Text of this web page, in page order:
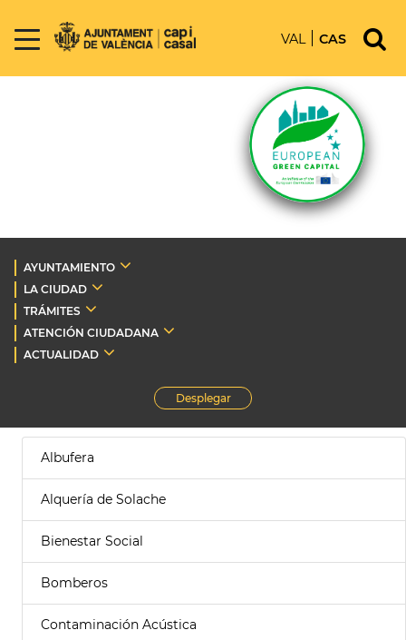
VAL CAS
AYUNTAMIENTO
LA CIUDAD
TRÁMITES
ATENCIÓN CIUDADANA
ACTUALIDAD
Desplegar
Albufera
Alquería de Solache
Bienestar Social
Bomberos
Contaminación Acústica